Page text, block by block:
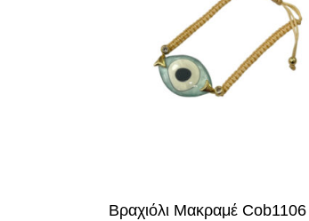
Βραχιόλι Μακραμέ Cob1106